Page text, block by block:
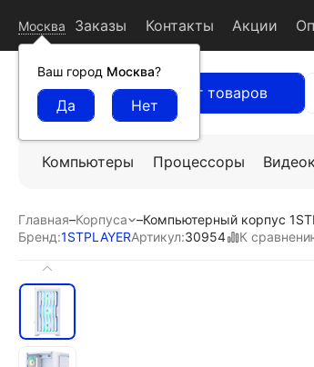
Москва
Ваш город Москва?
Заказы Контакты Акции
Каталог товаров
Компьютеры Процессоры
Главная–Корпуса –Компьютерный корпус
Бренд:1STPLAYERАртикул:30954 К